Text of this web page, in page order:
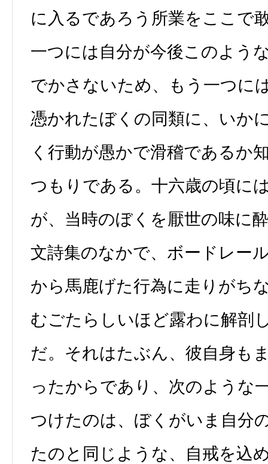
に入るであろう所業をここで
一つには自分が今後このよう
でかさないため、もう一つに
憑かれたぼくの同類に、いか
く行動が愚かで滑稽であるか
つもりである。十六歳の頃に
が、当時のぼくを厭世の味に
文詩集のなかで、ボードレー
から馬鹿げた行為に走りがち
むごたらしいほど露わに解剖
だ。それはたぶん、彼自身も
ったからであり、次のような
つけたのは、ぼくがいま自分
たのと同じような、自戒を込